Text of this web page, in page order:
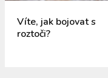
Víte, jak bojovat s
roztoči?